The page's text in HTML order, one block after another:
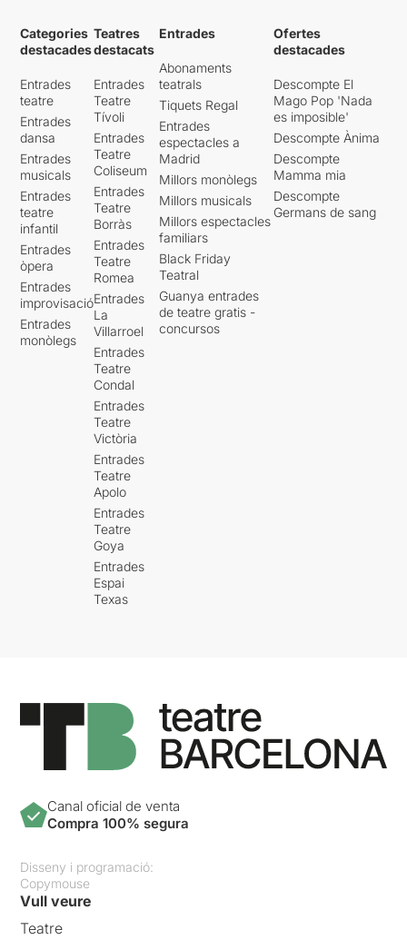
Categories
destacades
Entrades
teatre
Entrades
dansa
Entrades
musicals
Entrades
teatre
infantil
Entrades
òpera
Entrades
improvisació
Entrades
monòlegs
Teatres
destacats
Entrades
Teatre
Tívoli
Entrades
Teatre
Coliseum
Entrades
Teatre
Borràs
Entrades
Teatre
Romea
Entrades
La
Villarroel
Entrades
Teatre
Condal
Entrades
Teatre
Victòria
Entrades
Teatre
Apolo
Entrades
Teatre
Goya
Entrades
Espai
Texas
Entrades
Abonaments
teatrals
Tiquets Regal
Entrades
espectacles a
Madrid
Millors monòlegs
Millors musicals
Millors espectacles
familiars
Black Friday
Teatral
Guanya entrades
de teatre gratis -
concursos
Ofertes
destacades
Descompte El
Mago Pop 'Nada
es imposible'
Descompte Ànima
Descompte
Mamma mia
Descompte
Germans de sang
Canal oficial de venta
Compra 100% segura
Disseny i programació:
Copymouse
Vull veure
Teatre